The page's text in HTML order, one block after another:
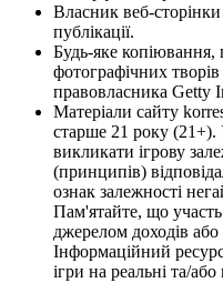
Власник веб-
публікації.
Будь-яке копіювання,
фотографічних творів
правовласника Getty
Матеріали сайту
старше 21 року (21+).
викликати ігрову
(принципів)
ознак залежності
Пам'ятайте, що
джерелом доходів
Інформаційний
ігри на реальні та/